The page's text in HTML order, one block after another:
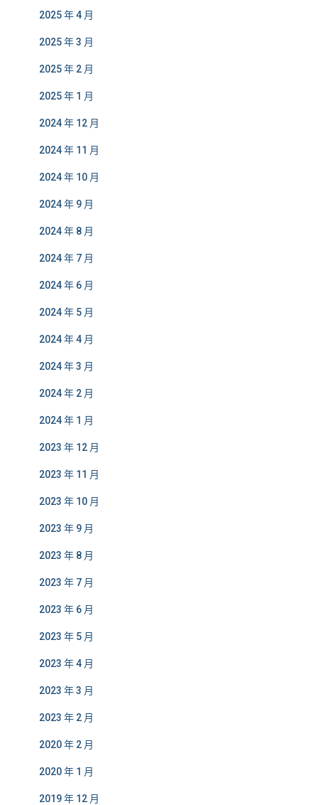
2025 年 4 月
2025 年 3 月
2025 年 2 月
2025 年 1 月
2024 年 12 月
2024 年 11 月
2024 年 10 月
2024 年 9 月
2024 年 8 月
2024 年 7 月
2024 年 6 月
2024 年 5 月
2024 年 4 月
2024 年 3 月
2024 年 2 月
2024 年 1 月
2023 年 12 月
2023 年 11 月
2023 年 10 月
2023 年 9 月
2023 年 8 月
2023 年 7 月
2023 年 6 月
2023 年 5 月
2023 年 4 月
2023 年 3 月
2023 年 2 月
2020 年 2 月
2020 年 1 月
2019 年 12 月